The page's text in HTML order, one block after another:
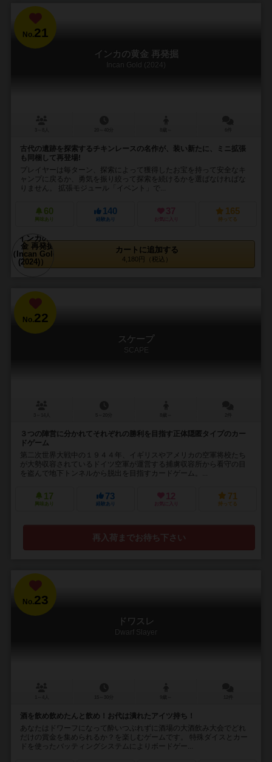
No.21
インカの黄金 再発掘
Incan Gold (2024)
古代の遺跡を探索するチキンレースの名作が、装い新たに、ミニ拡張
も同梱して再登場!
プレイヤーは毎ターン、探索によって獲得したお宝を持って安全なキ
ャンプに戻るか、勇気を振り絞って探索を続けるかを選ばなければな
りません。 拡張モジュール「イベント」で...
60
興味あり
140
経験あり
37
お気に入り
165
持ってる
カートに追加する
4,180円（税込）
No.22
スケープ
SCAPE
３つの陣営に分かれてそれぞれの勝利を目指す正体隠匿タイプのカー
ドゲーム
第二次世界大戦中の１９４４年、イギリスやアメリカの空軍将校たち
が大勢収容されているドイツ空軍が運営する捕虜収容所から看守の目
を盗んで地下トンネルから脱出を目指すカードゲーム。...
17
興味あり
73
経験あり
12
お気に入り
71
持ってる
再入荷までお待ち下さい
No.23
ドワスレ
Dwarf Slayer
酒を飲め飲めたんと飲め！お代は潰れたアイツ持ち！
あなたはドワーフになって酔いつぶれずに酒場の大酒飲み大会でどれ
だけの賞金を集められるか？を楽しむゲームです。 特殊ダイスとカー
ドを使ったバッティングシステムによりボードゲー...